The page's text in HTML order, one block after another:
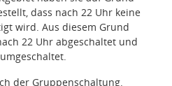
dass nach 22 Uhr keine
wird. Aus diesem Grund
22 Uhr abgeschaltet und
der Gruppenschaltung.